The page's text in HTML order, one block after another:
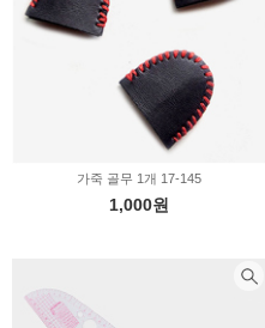
가죽 골무 1개 17-145
1,000원